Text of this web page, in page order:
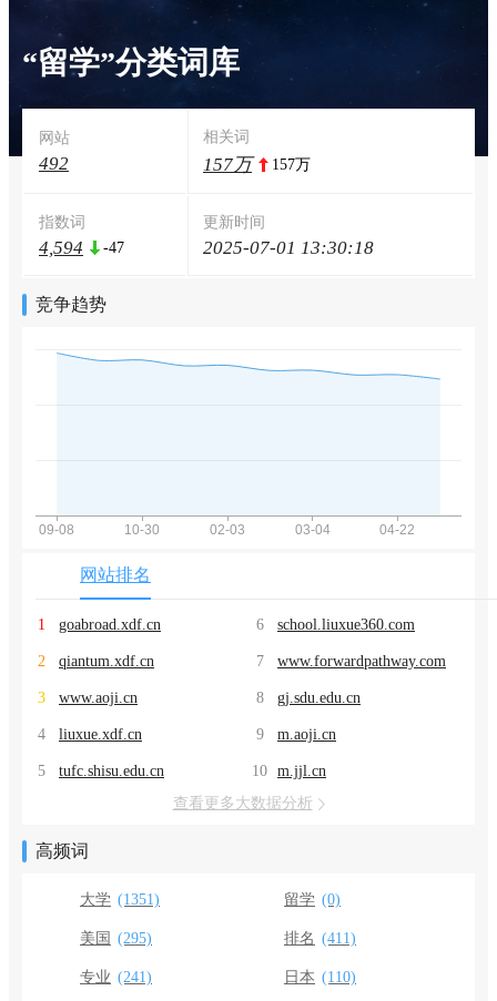
“留学”分类词库
网站
492
相关词
157万 157万
指数词
4,594 -47
更新时间
2025-07-01 13:30:18
竞争趋势
网站排名
1 goabroad.xdf.cn
2 qiantum.xdf.cn
3 www.aoji.cn
4 liuxue.xdf.cn
5 tufc.shisu.edu.cn
6 school.liuxue360.com
7 www.forwardpathway.com
8 gj.sdu.edu.cn
9 m.aoji.cn
10 m.jjl.cn
查看更多大数据分析
高频词
大学 (1351) 留学 (0)
美国 (295) 排名 (411)
专业 (241) 日本 (110)